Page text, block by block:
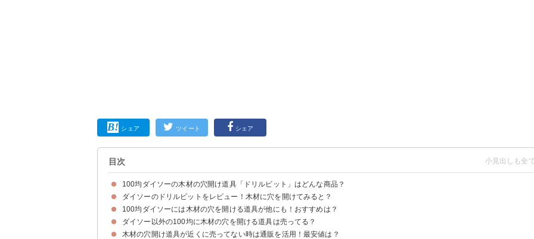
シェア ツイート シェア
目次
100均ダイソーの木材の穴開け道具「ドリルビット」はどんな商品？
100均ダイソーのドリルビットの概要
100均ダイソーのドリルビットの値段・サイズ
100均ダイソーのドリルビットはどこに売ってる？売り場は？
ダイソーのドリルビットをレビュー！木材に穴を開けてみると？
100均ダイソーには木材の穴を開ける道具が他にも！おすすめは？
①ジルコニウムコーティング 鉄工ドリル刃2.0mm(税込110円)
②細工用丸キリ(税込110円)
③チタンコーティング鉄工ドリル刃3.2mm6角ビット付(税込110円)
ダイソー以外の100均に木材の穴を開ける道具は売ってる？
ダイソー以外の100均には木材の穴を開ける道具は売ってない
木材の穴開け道具が近くに売ってない時は通販を活用！最安値は？